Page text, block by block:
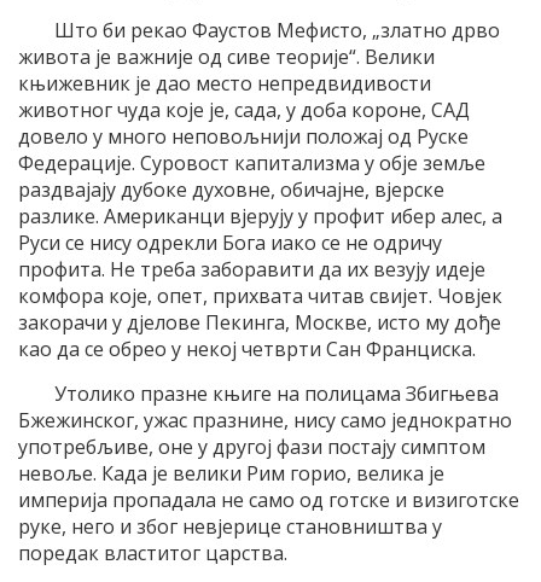
Што би рекао Фаустов Мефисто, „златно дрво
живота је важније од сиве теорије“. Велики
књижевник је дао место непредвидивости
животног чуда које је, сада, у доба короне, САД
довело у много неповољнији положај од Руске
Федерације. Суровост капитализма у обје земље
раздвајају дубоке духовне, обичајне, вјерске
разлике. Американци вјерују у профит ибер алес, а
Руси се нису одрекли Бога иако се не одричу
профита. Не треба заборавити да их везују идеје
комфора које, опет, прихвата читав свијет. Човјек
закорачи у дјелове Пекинга, Москве, исто му дође
као да се обрео у некој четврти Сан Франциска.
Утолико празне књиге на полицама Збигњева
Бжежинског, ужас празнине, нису само једнократно
употребљиве, оне у другој фази постају симптом
невоље. Када је велики Рим горио, велика је
империја пропадала не само од готске и визиготске
руке, него и због невјерице становништва у
поредак властитог царства.